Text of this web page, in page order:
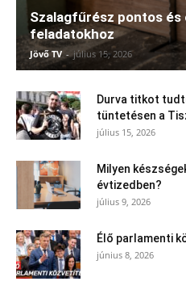
Szalagfűrész pontos
feladatokhoz
Jövő TV - július 15, 2026
Durva titkot
tüntetésen a
július 15, 2026
Milyen
évtizedben?
július 9, 2026
Élő parlamenti
június 8, 2026